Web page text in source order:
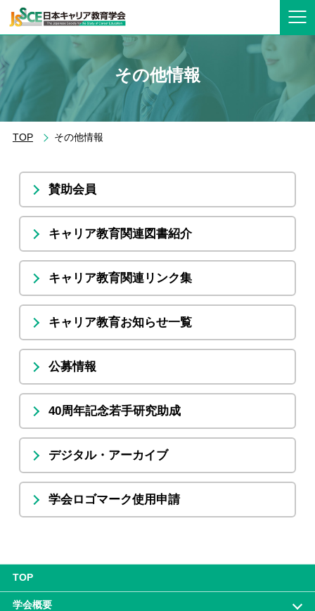
その他情報
TOP その他情報
賛助会員
キャリア教育関連図書紹介
キャリア教育関連リンク集
キャリア教育お知らせ⼀覧
公募情報
40周年記念若⼿研究助成
デジタル・アーカイブ
学会ロゴマーク使⽤申請
TOP
学会概要